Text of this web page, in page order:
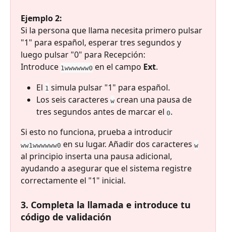
Ejemplo 2:
Si la persona que llama necesita primero pulsar
"1" para español, esperar tres segundos y
luego pulsar "0" para Recepción:
Introduce 1wwwwww0 en el campo Ext.
El 1 simula pulsar "1" para español.
Los seis caracteres w crean una pausa de
tres segundos antes de marcar el 0.
Si esto no funciona, prueba a introducir
ww1wwwwww0 en su lugar. Añadir dos caracteres w
al principio inserta una pausa adicional,
ayudando a asegurar que el sistema registre
correctamente el "1" inicial.
3. Completa la llamada e introduce tu
código de validación